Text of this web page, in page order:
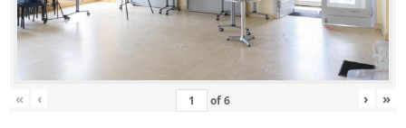
« ‹ of6 › »